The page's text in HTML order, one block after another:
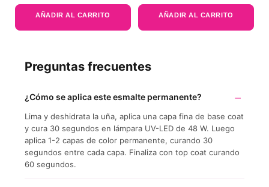
AÑADIR AL CARRITO AÑADIR AL CARRITO
Preguntas frecuentes
¿Cómo se aplica este esmalte permanente?
Lima y deshidrata la uña, aplica una capa fina de base coat
y cura 30 segundos en lámpara UV-LED de 48 W. Luego
aplica 1-2 capas de color permanente, curando 30
segundos entre cada capa. Finaliza con top coat curando
60 segundos.